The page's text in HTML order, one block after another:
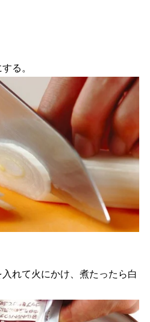
る。
れて火にかけ、煮たったら白